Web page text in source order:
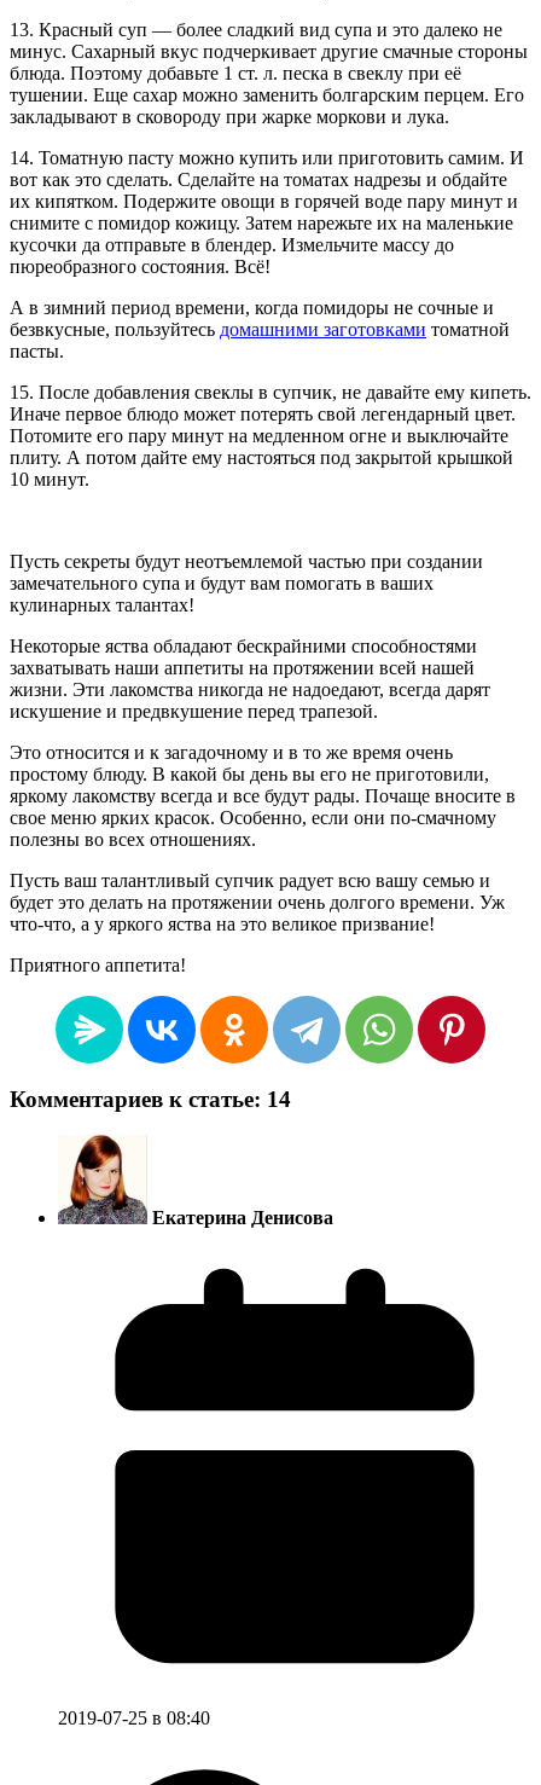
13. Красный суп — более сладкий вид супа и это далеко не
минус. Сахарный вкус подчеркивает другие смачные стороны
блюда. Поэтому добавьте 1 ст. л. песка в свеклу при её
тушении. Еще сахар можно заменить болгарским перцем. Его
закладывают в сковороду при жарке моркови и лука.
14. Томатную пасту можно купить или приготовить самим. И
вот как это сделать. Сделайте на томатах надрезы и обдайте
их кипятком. Подержите овощи в горячей воде пару минут и
снимите с помидор кожицу. Затем нарежьте их на маленькие
кусочки да отправьте в блендер. Измельчите массу до
пюреобразного состояния. Всё!
А в зимний период времени, когда помидоры не сочные и
безвкусные, пользуйтесь домашними заготовками томатной
пасты.
15. После добавления свеклы в супчик, не давайте ему кипеть.
Иначе первое блюдо может потерять свой легендарный цвет.
Потомите его пару минут на медленном огне и выключайте
плиту. А потом дайте ему настояться под закрытой крышкой
10 минут.
Пусть секреты будут неотъемлемой частью при создании
замечательного супа и будут вам помогать в ваших
кулинарных талантах!
Некоторые яства обладают бескрайними способностями
захватывать наши аппетиты на протяжении всей нашей
жизни. Эти лакомства никогда не надоедают, всегда дарят
искушение и предвкушение перед трапезой.
Это относится и к загадочному и в то же время очень
простому блюду. В какой бы день вы его не приготовили,
яркому лакомству всегда и все будут рады. Почаще вносите в
свое меню ярких красок. Особенно, если они по-смачному
полезны во всех отношениях.
Пусть ваш талантливый супчик радует всю вашу семью и
будет это делать на протяжении очень долгого времени. Уж
что-что, а у яркого яства на это великое призвание!
Приятного аппетита!
Комментариев к статье: 14
Екатерина Денисова
2019-07-25 в 08:40